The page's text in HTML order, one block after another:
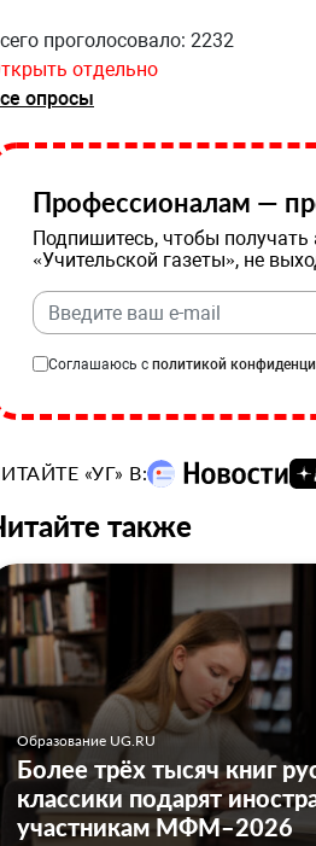
проголосовало: 2232
отдельно
опросы
Профессионалам —
Подпишитесь, чтобы
«Учительской газеты», не
Соглашаюсь с политикой
«УГ» В:
также
Образование UG.RU
Более трёх тысяч книг
классики подарят
участникам МФМ–2026